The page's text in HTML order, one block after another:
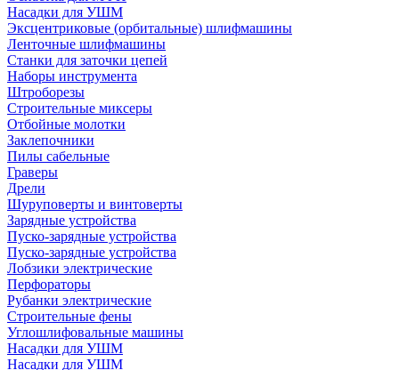
Насадки для УШМ
Эксцентриковые (орбитальные) шлифмашины
Ленточные шлифмашины
Станки для заточки цепей
Наборы инструмента
Штроборезы
Строительные миксеры
Отбойные молотки
Заклепочники
Пилы сабельные
Граверы
Дрели
Шуруповерты и винтоверты
Зарядные устройства
Пуско-зарядные устройства
Пуско-зарядные устройства
Лобзики электрические
Перфораторы
Рубанки электрические
Строительные фены
Углошлифовальные машины
Насадки для УШМ
Насадки для УШМ